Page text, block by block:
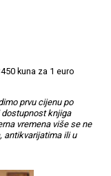
kuna za 1 euro
prvu cijenu po
knjiga
vremena više se ne
antikvarijatima ili u